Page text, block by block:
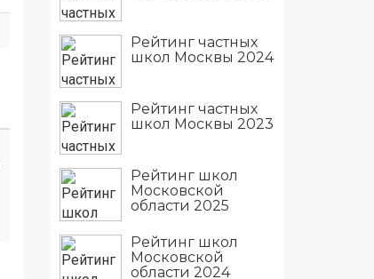
Рейтинг частных
школ Москвы 2024
Рейтинг частных
школ Москвы 2023
Рейтинг школ
Московской
области 2025
Рейтинг школ
Московской
области 2024